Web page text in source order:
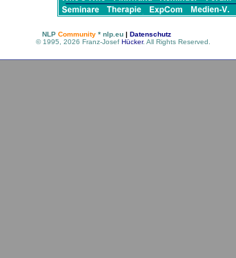
NLP Community * nlp.eu | Datenschutz
© 1995, 2026 Franz-Josef Hücker. All Rights Reserved.